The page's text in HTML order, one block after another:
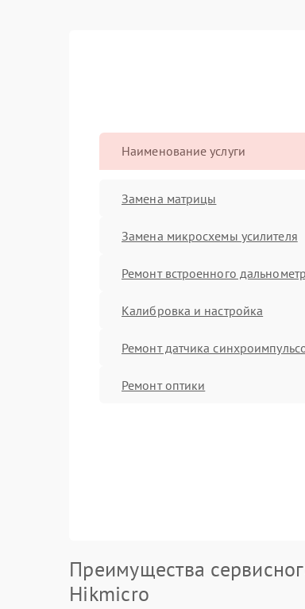
Наименование услуги
Замена матрицы
Замена микросхемы усилителя
Ремонт встроенного
Калибровка и настройка
Ремонт датчика
Ремонт оптики
Преимущества
Hikmicro